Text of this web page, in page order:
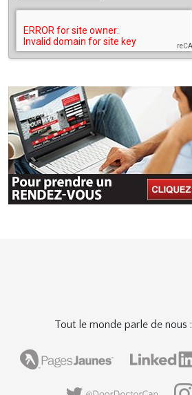
Tout le monde parle de nous :